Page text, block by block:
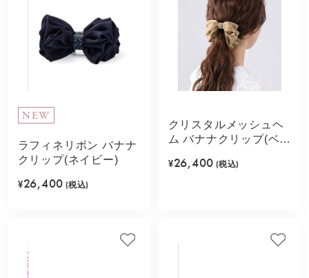
NEW
ラフィネリボン バナナ
クリップ(ネイビー)
¥26,400 (税込)
クリスタルメッシュヘ
ム バナナクリップ(ベー
¥26,400 (税込)